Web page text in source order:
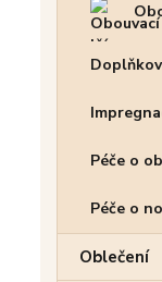
Péče o
Péče o
Oblečení